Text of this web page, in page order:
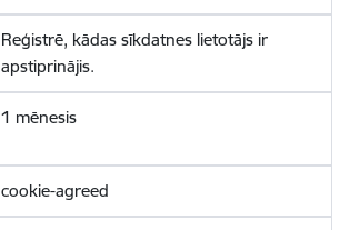
Reģistrē, kādas sīkdatnes lietotājs ir
apstiprinājis.
1 mēnesis
cookie-agreed